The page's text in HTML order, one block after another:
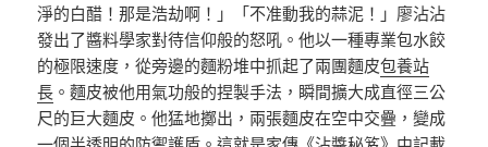
淨的白醋！那是浩劫啊！」「不准動我的蒜泥！」廖沾沾
發出了醬料學家對待信仰般的怒吼。他以一種專業包水餃
的極限速度，從旁邊的麵粉堆中抓起了兩團麵皮包養站
長 。麵皮被他用氣功般的捏製手法，瞬間擴大成直徑三公
尺的巨大麵皮。他猛地擲出，兩張麵皮在空中交疊，變成